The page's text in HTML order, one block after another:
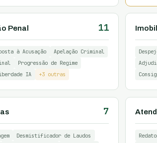
Penal 11
à Acusação
Apelação Criminal
Progressão de Regime
IA +3 outras
7
Desmistificador de Laudos